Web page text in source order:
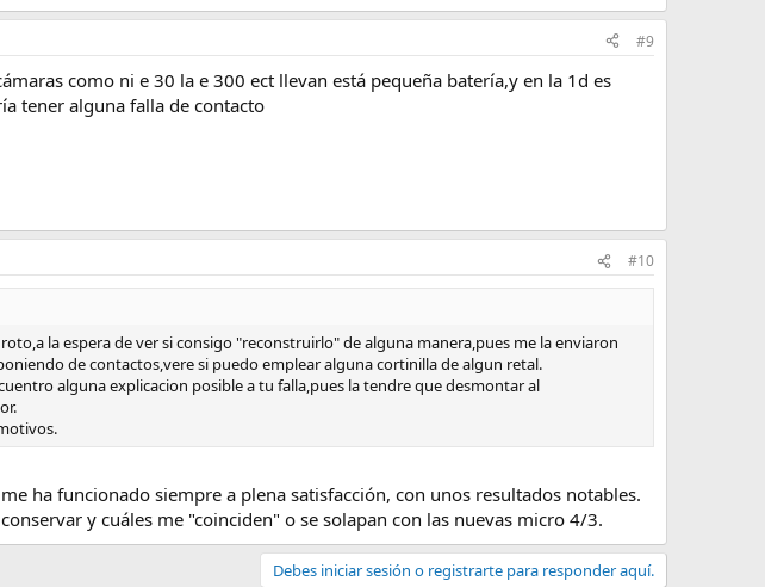
#9
como ni e 30 la e 300 ect llevan está pequeña batería,y en la 1d es
tener alguna falla de contacto
#10
la espera de ver si consigo "reconstruirlo" de alguna manera,pues me la enviaron
de contactos,vere si puedo emplear alguna cortinilla de algun retal.
alguna explicacion posible a tu falla,pues la tendre que desmontar al
ha funcionado siempre a plena satisfacción, con unos resultados notables.
y cuáles me "coinciden" o se solapan con las nuevas micro 4/3.
Debes iniciar sesión o registrarte para responder aquí.